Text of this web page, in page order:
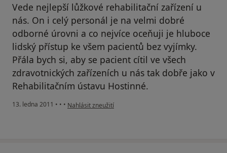
Vede nejlepší lůžkové rehabilitační zařízení u
nás. On i celý personál je na velmi dobré
odborné úrovni a co nejvíce oceňuji je hluboce
lidský přístup ke všem pacientů bez vyjímky.
Přála bych si, aby se pacient cítil ve všech
zdravotnických zařízeních u nás tak dobře jako v
Rehabilitačním ústavu Hostinné.
13. ledna 2011 • • • podle názoru uživatele Pacient
Nahlásit zneužití